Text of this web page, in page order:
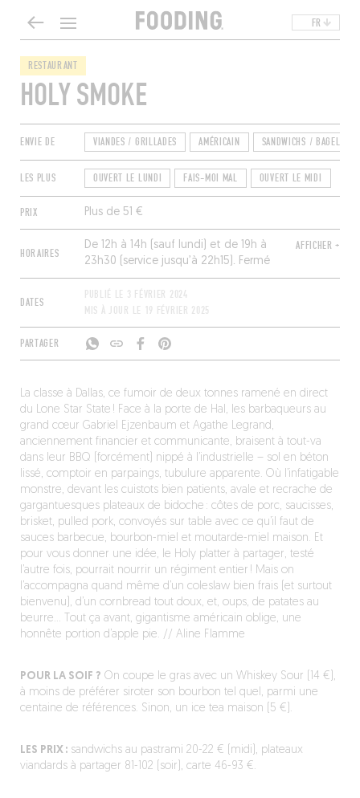
FR
RESTAURANT
HOLY SMOKE
ENVIE DE VIANDES / GRILLADES AMÉRICAIN SANDWICHS / BAGELS
LES PLUS OUVERT LE LUNDI FAIS-MOI MAL OUVERT LE MIDI
PRIX Plus de 51 €
HORAIRES
De 12h à 14h (sauf lundi) et de 19h à
23h30 (service jusqu’à 22h15). Fermé
dimanche.
AFFICHER +
DATES
PUBLIÉ LE 3 FÉVRIER 2024
MIS À JOUR LE
19 FÉVRIER 2025
PARTAGER
La classe à Dallas, ce fumoir de deux tonnes ramené en direct
du Lone Star State ! Face à la porte de Hal, les barbaqueurs au
grand cœur Gabriel Ejzenbaum et Agathe Legrand,
anciennement financier et communicante, braisent à tout-va
dans leur BBQ (forcément) nippé à l’industrielle – sol en béton
lissé, comptoir en parpaings, tubulure apparente. Où l’infatigable
monstre, devant les cuistots bien patients, avale et recrache de
gargantuesques plateaux de bidoche : côtes de porc, saucisses,
brisket, pulled pork, convoyés sur table avec ce qu’il faut de
sauces barbecue, bourbon-miel et moutarde-miel maison. Et
pour vous donner une idée, le Holy platter à partager, testé
l’autre fois, pourrait nourrir un régiment entier ! Mais on
l’accompagna quand même d’un coleslaw bien frais (et surtout
bienvenu), d’un cornbread tout doux, et, oups, de patates au
beurre… Tout ça avant, gigantisme américain oblige, une
honnête portion d’apple pie. // Aline Flamme
POUR LA SOIF ? On coupe le gras avec un Whiskey Sour (14 €),
à moins de préférer siroter son bourbon tel quel, parmi une
centaine de références. Sinon, un ice tea maison (5 €).
LES PRIX :sandwichs au pastrami 20-22 € (midi), plateaux
viandards à partager 81-102 (soir), carte 46-93 €.